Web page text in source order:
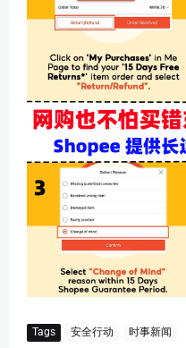
Tags 安全行动 时事新闻